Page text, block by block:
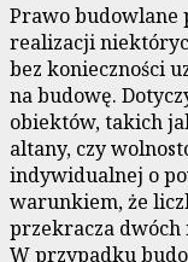
Prawo budowlane
realizacji
bez konieczności
na budowę.
obiektów, takich
altany, czy
indywidualnej o
warunkiem, że
przekracza dwóch
W przypadku